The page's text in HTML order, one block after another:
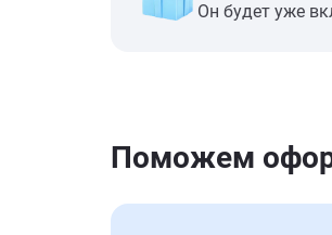
Он будет уже
Поможем